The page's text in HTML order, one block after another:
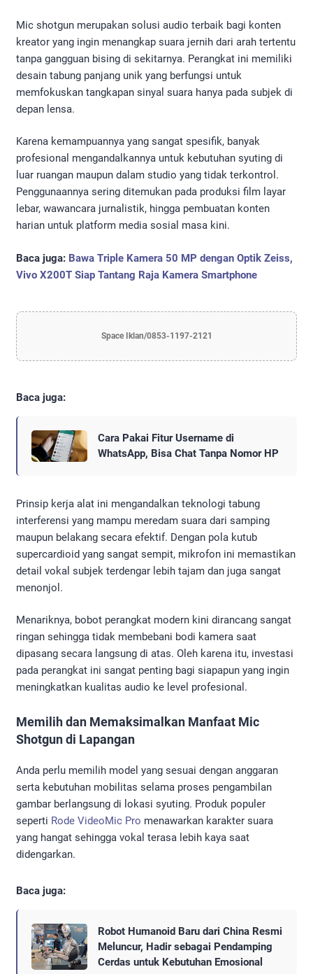
Mic shotgun merupakan solusi audio terbaik bagi konten
kreator yang ingin menangkap suara jernih dari arah tertentu
tanpa gangguan bising di sekitarnya. Perangkat ini memiliki
desain tabung panjang unik yang berfungsi untuk
memfokuskan tangkapan sinyal suara hanya pada subjek di
depan lensa.
Karena kemampuannya yang sangat spesifik, banyak
profesional mengandalkannya untuk kebutuhan syuting di
luar ruangan maupun dalam studio yang tidak terkontrol.
Penggunaannya sering ditemukan pada produksi film layar
lebar, wawancara jurnalistik, hingga pembuatan konten
harian untuk platform media sosial masa kini.
Baca juga: Bawa Triple Kamera 50 MP dengan Optik Zeiss,
Vivo X200T Siap Tantang Raja Kamera Smartphone
Space Iklan/0853-1197-2121
Baca juga:
Cara Pakai Fitur Username di
WhatsApp, Bisa Chat Tanpa Nomor HP
Prinsip kerja alat ini mengandalkan teknologi tabung
interferensi yang mampu meredam suara dari samping
maupun belakang secara efektif. Dengan pola kutub
supercardioid yang sangat sempit, mikrofon ini memastikan
detail vokal subjek terdengar lebih tajam dan juga sangat
menonjol.
Menariknya, bobot perangkat modern kini dirancang sangat
ringan sehingga tidak membebani bodi kamera saat
dipasang secara langsung di atas. Oleh karena itu, investasi
pada perangkat ini sangat penting bagi siapapun yang ingin
meningkatkan kualitas audio ke level profesional.
Memilih dan Memaksimalkan Manfaat Mic
Shotgun di Lapangan
Anda perlu memilih model yang sesuai dengan anggaran
serta kebutuhan mobilitas selama proses pengambilan
gambar berlangsung di lokasi syuting. Produk populer
seperti Rode VideoMic Pro menawarkan karakter suara
yang hangat sehingga vokal terasa lebih kaya saat
didengarkan.
Baca juga:
Robot Humanoid Baru dari China Resmi
Meluncur, Hadir sebagai Pendamping
Cerdas untuk Kebutuhan Emosional